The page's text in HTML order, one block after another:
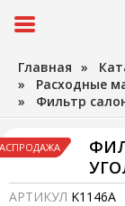
Главная »
» Расходные
» Фильтр
АРТИКУЛ K1146A